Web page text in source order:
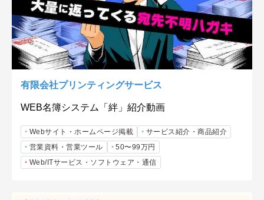
有限会社プリンティングサービス
WEB名簿システム「絆」紹介動画
Webサイト・ホームページ掲載
サービス紹介・商品紹介
営業資料・営業ツール
50〜99万円
Web/ITサービス・ソフトウェア・通信